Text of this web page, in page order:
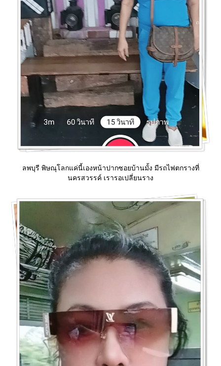
ลพบุรี พิษณุโลกแค่นี้เองหน้าปากซอยบ้านมั้ง มีรถไฟตกรางที่
นครสวรรค์ เรารอเปลี่ยนราง